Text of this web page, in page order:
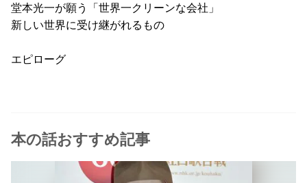
堂本光一が願う「世界一クリーンな会社」
新しい世界に受け継がれるもの
エピローグ
本の話おすすめ記事